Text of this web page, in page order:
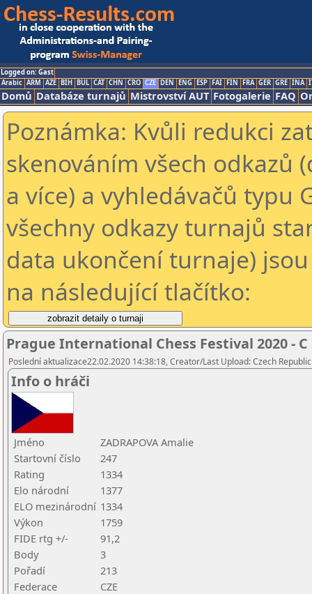
Logged on: Gast
Arabic ARM AZE BIH BUL CAT CHN CRO CZE DEN ENG ESP FAI FIN FRA GER GRE INA
Domů Databáze turnajů Mistrovství AUT Fotogalerie FAQ
Poznámka: Kvůli redukci
skenováním všech odkazů
a více) a vyhledávačů typu
všechny odkazy turnajů
data ukončení turnaje)
na následující tlačítko:
Prague International Chess Festival 2020 - C
Poslední aktualizace22.02.2020 14:38:18, Creator/Last Upload: Czech
Info o hráči
Jméno
ZADRAPOVA Amalie
Startovní číslo
247
Rating
1334
Elo národní
1377
ELO mezinárodní 1334
Výkon
1759
FIDE rtg +/-
91,2
Body
3
Pořadí
213
Federace
CZE